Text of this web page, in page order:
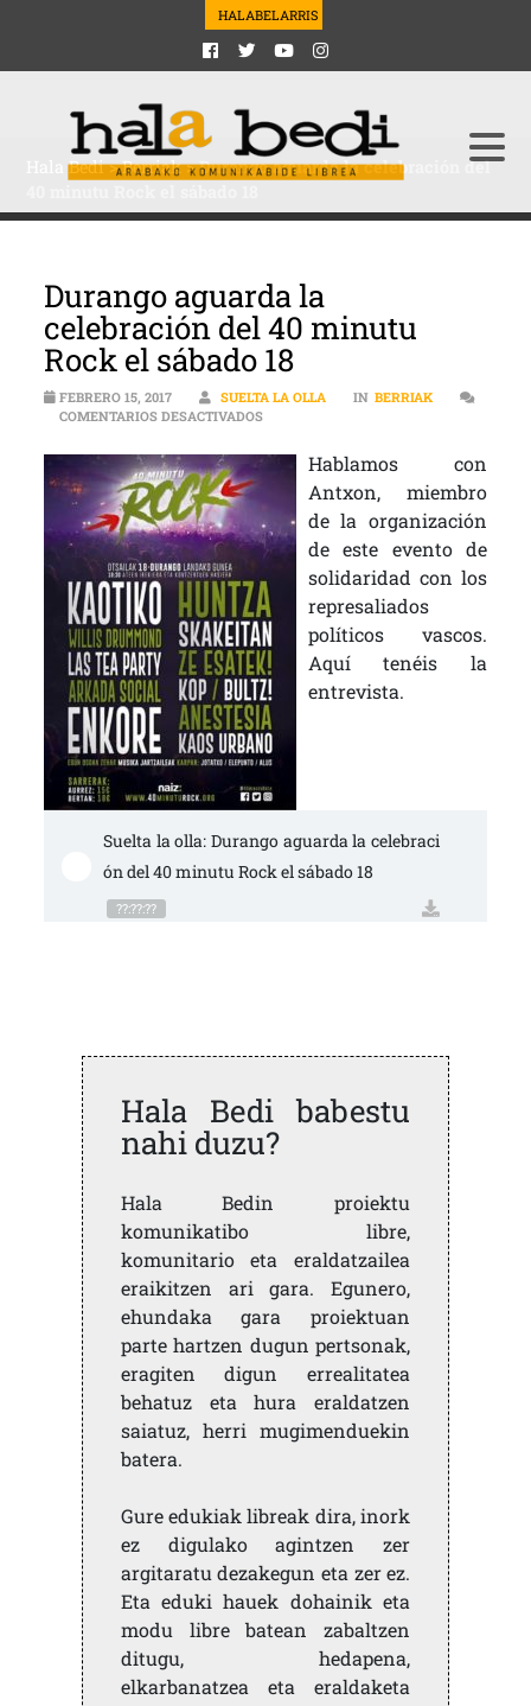
HALABELARRIS
Hala Bedi>Berriak>Durango aguarda la celebración del
Durango aguarda la
celebración del 40 minutu
Rock el sábado 18
FEBRERO 15, 2017 SUELTA LA OLLA IN BERRIAK
COMENTARIOS DESACTIVADOSEN DURANGO AGUARDA LA
Hablamos con
Antxon, miembro
de la organización
de este evento de
solidaridad con los
represaliados
políticos vascos.
Aquí tenéis la
entrevista.
Suelta la olla: Durango aguarda la celebraci
ón del 40 minutu Rock el sábado 18
??:??:??
Hala Bedi babestu
nahi duzu?
Hala Bedin proiektu
komunikatibo libre,
komunitario eta eraldatzailea
eraikitzen ari gara. Egunero,
ehundaka gara proiektuan
parte hartzen dugun pertsonak,
eragiten digun errealitatea
behatuz eta hura eraldatzen
saiatuz, herri mugimenduekin
batera.
Gure edukiak libreak dira, inork
ez digulako agintzen zer
argitaratu dezakegun eta zer ez.
Eta eduki hauek dohainik eta
modu libre batean zabaltzen
ditugu, hedapena,
elkarbanatzea eta eraldaketa